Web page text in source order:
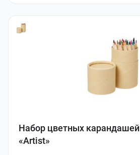
Набор цветных карандашей
«Artist»